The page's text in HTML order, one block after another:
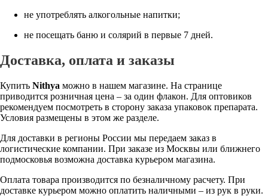
не употреблять алкогольные напитки;
не посещать баню и солярий в первые 7 дней.
Доставка, оплата и заказы
Купить Nithya можно в нашем магазине. На странице
приводится розничная цена – за один флакон. Для оптовиков
рекомендуем посмотреть в сторону заказа упаковок препарата.
Условия размещены в этом же разделе.
Для доставки в регионы России мы передаем заказ в
логистические компании. При заказе из Москвы или ближнего
подмосковья возможна доставка курьером магазина.
Оплата товара производится по безналичному расчету. При
доставке курьером можно оплатить наличными – из рук в руки.